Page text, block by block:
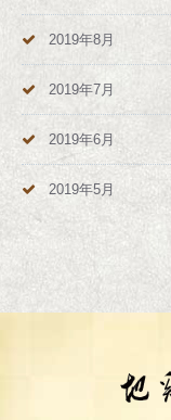
2019年8月
2019年7月
2019年6月
2019年5月